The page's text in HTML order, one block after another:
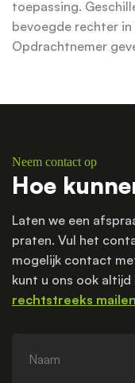
toepassing.
bevoegde rechter
Opdrachtnemer
Neem contact op
Hoe
Laten we een
praten. Vul het
mogelijk contact
kunt u ons ook altijd
rechtstreeks mailen